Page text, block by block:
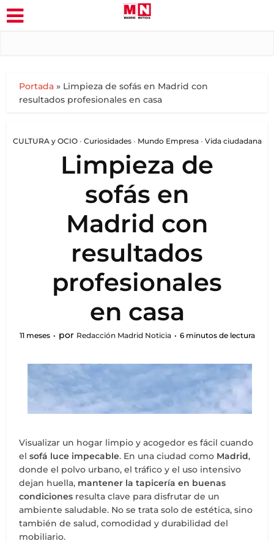
Portada » Limpieza de sofás en Madrid con
resultados profesionales en casa
CULTURA y OCIO • Curiosidades • Mundo Empresa • Vida ciudadana
Limpieza de
sofás en
Madrid con
resultados
profesionales
en casa
11 meses por Redacción Madrid Noticia 6 minutos de lectura
Visualizar un hogar limpio y acogedor es fácil cuando
elsofá luce impecable. En una ciudad como Madrid,
donde el polvo urbano, el tráfico y el uso intensivo
dejan huella, mantener la tapicería en buenas
condiciones resulta clave para disfrutar de un
ambiente saludable. No se trata solo de estética, sino
también de salud, comodidad y durabilidad del
mobiliario.